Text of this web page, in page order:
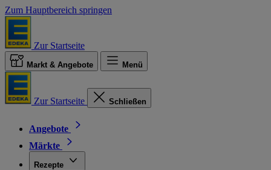
Zum Hauptbereich springen
Zur Startseite
Markt & Angebote Menü
Zur Startseite Schließen
Angebote
Märkte
Rezepte